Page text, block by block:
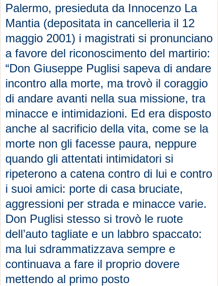
Palermo, presieduta da Innocenzo La
Mantia (depositata in cancelleria il 12
maggio 2001) i magistrati si pronunciano
a favore del riconoscimento del martirio:
“Don Giuseppe Puglisi sapeva di andare
incontro alla morte, ma trovò il coraggio
di andare avanti nella sua missione, tra
minacce e intimidazioni. Ed era disposto
anche al sacrificio della vita, come se la
morte non gli facesse paura, neppure
quando gli attentati intimidatori si
ripeterono a catena contro di lui e contro
i suoi amici: porte di casa bruciate,
aggressioni per strada e minacce varie.
Don Puglisi stesso si trovò le ruote
dell’auto tagliate e un labbro spaccato:
ma lui sdrammatizzava sempre e
continuava a fare il proprio dovere
mettendo al primo posto